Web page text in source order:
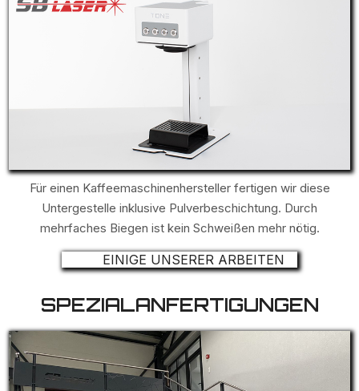
Für einen Kaffeemaschinenhersteller fertigen wir diese
Untergestelle inklusive Pulverbeschichtung. Durch
mehrfaches Biegen ist kein Schweißen mehr nötig.
EINIGE UNSERER ARBEITEN
SPEZIALANFERTIGUNGEN